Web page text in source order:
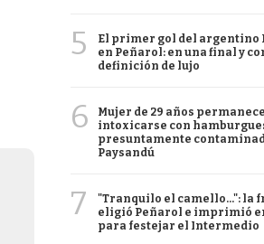
5
El primer gol del argentino
en Peñarol: en una final y
definición de lujo
6
Mujer de 29 años
intoxicarse con
presuntamente
Paysandú
7
"Tranquilo el camello...": la
eligió Peñarol e imprimió
para festejar el Intermedio